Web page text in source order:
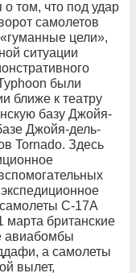
том, что под удар
самолетов
цели»,
ситуации
были
ближе к театру
базу Джойя-
Джойя-дель-
Tornado. Здесь
C-17A
марта британские
авиабомбы
а самолеты
вылет,